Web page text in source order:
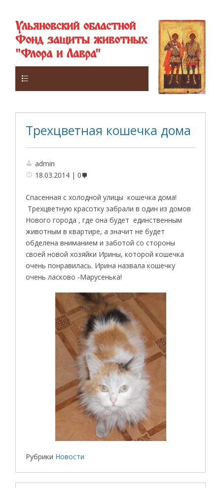
Ульяновский областной
Фонд защиты животных
"Флора и Лавра"
Трехцветная кошечка дома
admin
18.03.2014
0
Спасенная с холодной улицы кошечка дома!
Трехцветную красотку забрали в один из домов
Нового города , где она будет единственным
животным в квартире, а значит не будет
обделена вниманием и заботой со стороны
своей новой хозяйки Ирины, которой кошечка
очень понравилась. Ирина назвала кошечку
очень ласково -Марусенька!
Рубрики Новости